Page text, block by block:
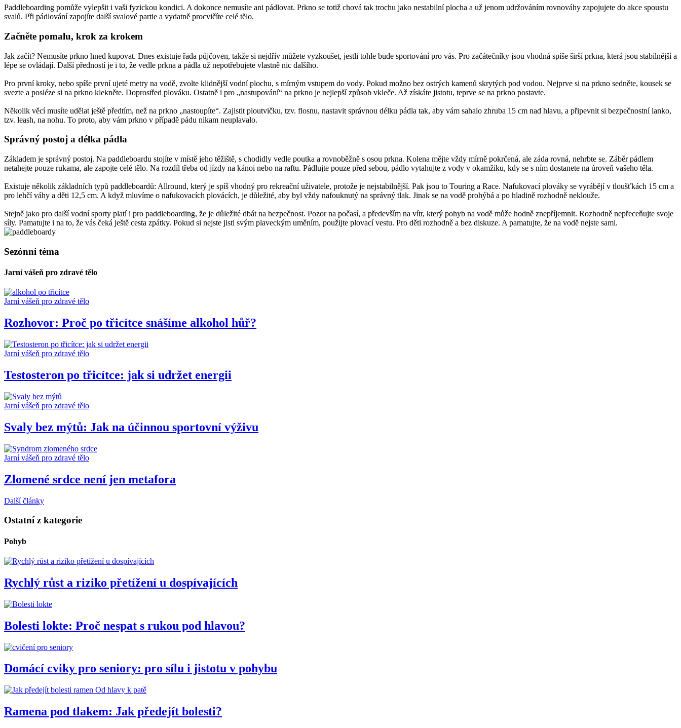
Paddleboarding pomůže vylepšit i vaši fyzickou kondici. A dokonce nemusíte ani pádlovat. Prkno se totiž chová tak trochu jako nestabilní plocha a už jenom udržováním rovnováhy zapojujete do akce spoustu
svalů. Při pádlování zapojíte další svalové partie a vydatně procvičíte celé tělo.
Začněte pomalu, krok za krokem
Jak začít? Nemusíte prkno hned kupovat. Dnes existuje řada půjčoven, takže si nejdřív můžete vyzkoušet, jestli tohle bude sportování pro vás. Pro začátečníky jsou vhodná spíše širší prkna, která jsou stabilnější a
lépe se ovládají. Další předností je i to, že vedle prkna a pádla už nepotřebujete vlastně nic dalšího.
Pro první kroky, nebo spíše první ujeté metry na vodě, zvolte klidnější vodní plochu, s mírným vstupem do vody. Pokud možno bez ostrých kamenů skrytých pod vodou. Nejprve si na prkno sedněte, kousek se
svezte a posléze si na prkno klekněte. Doprostřed plováku. Ostatně i pro „nastupování“ na prkno je nejlepší způsob vkleče. Až získáte jistotu, teprve se na prkno postavte.
Několik věcí musíte udělat ještě předtím, než na prkno „nastoupíte“. Zajistit ploutvičku, tzv. flosnu, nastavit správnou délku pádla tak, aby vám sahalo zhruba 15 cm nad hlavu, a připevnit si bezpečnostní lanko,
tzv. leash, na nohu. To proto, aby vám prkno v případě pádu nikam neuplavalo.
Správný postoj a délka pádla
Základem je správný postoj. Na paddleboardu stojíte v místě jeho těžiště, s chodidly vedle poutka a rovnoběžně s osou prkna. Kolena mějte vždy mírně pokrčená, ale záda rovná, nehrbte se. Záběr pádlem
netahejte pouze rukama, ale zapojte celé tělo. Na rozdíl třeba od jízdy na kánoi nebo na raftu. Pádlujte pouze před sebou, pádlo vytahujte z vody v okamžiku, kdy se s ním dostanete na úroveň vašeho těla.
Existuje několik základních typů paddleboardů: Allround, který je spíš vhodný pro rekreační uživatele, protože je nejstabilnější. Pak jsou to Touring a Race. Nafukovací plováky se vyrábějí v tloušťkách 15 cm a
pro lehčí váhy a děti 12,5 cm. A když mluvíme o nafukovacích plovácích, je důležité, aby byl vždy nafouknutý na správný tlak. Jinak se na vodě prohýbá a po hladině rozhodně neklouže.
Stejně jako pro další vodní sporty platí i pro paddleboarding, že je důležité dbát na bezpečnost. Pozor na počasí, a především na vítr, který pohyb na vodě může hodně znepříjemnit. Rozhodně nepřeceňujte svoje
síly. Pamatujte i na to, že vás čeká ještě cesta zpátky. Pokud si nejste jisti svým plaveckým uměním, použijte plovací vestu. Pro děti rozhodně a bez diskuze. A pamatujte, že na vodě nejste sami.
Sezónní téma
Jarní vášeň pro zdravé tělo
Jarní vášeň pro zdravé tělo
Rozhovor: Proč po třicítce snášíme alkohol hůř?
Jarní vášeň pro zdravé tělo
Testosteron po třicítce: jak si udržet energii
Jarní vášeň pro zdravé tělo
Svaly bez mýtů: Jak na účinnou sportovní výživu
Jarní vášeň pro zdravé tělo
Zlomené srdce není jen metafora
Další články
Ostatní z kategorie
Pohyb
Rychlý růst a riziko přetížení u dospívajících
Bolesti lokte: Proč nespat s rukou pod hlavou?
Domácí cviky pro seniory: pro sílu i jistotu v pohybu
Od hlavy k patě
Ramena pod tlakem: Jak předejít bolesti?